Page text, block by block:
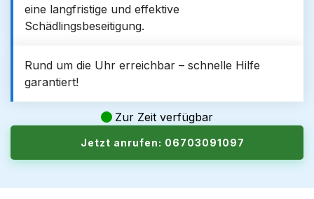
eine langfristige und effektive
Schädlingsbeseitigung.
Rund um die Uhr erreichbar – schnelle Hilfe
garantiert!
Zur Zeit verfügbar
Jetzt anrufen: 06703091097